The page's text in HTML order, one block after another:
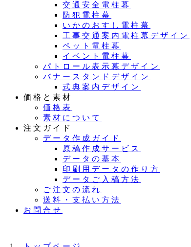
交通安全電柱幕
防犯電柱幕
いかのおすし電柱幕
工事交通案内電柱幕デザイン
ペット電柱幕
イベント電柱幕
パトロール表示幕デザイン
バナースタンドデザイン
式典案内デザイン
価格と素材
価格表
素材について
注文ガイド
データ作成ガイド
原稿作成サービス
データの基本
印刷用データの作り方
データご入稿方法
ご注文の流れ
送料・支払い方法
お問合せ